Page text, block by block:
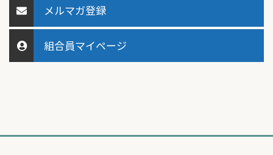
メルマガ登録
組合員マイページ